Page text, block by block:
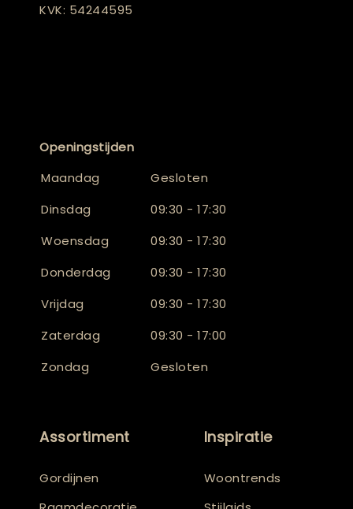
KVK: 54244595
Openingstijden
Maandag
Gesloten
Dinsdag
09:30 - 17:30
Woensdag
09:30 - 17:30
Donderdag
09:30 - 17:30
Vrijdag
09:30 - 17:30
Zaterdag
09:30 - 17:00
Zondag
Gesloten
Assortiment
Gordijnen
Inspiratie
Woontrends